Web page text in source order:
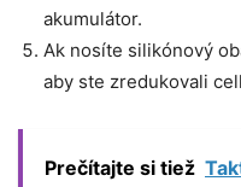
akumulátor.
Ak nosíte silikónový
aby ste zredukovali
Prečítajte si tiež